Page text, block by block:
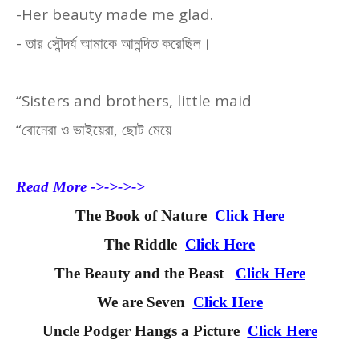
-Her beauty made me glad.
-তার সৌন্দর্য আমাকে আনন্দিত করেছিল।
“Sisters and brothers, little maid
“বোনেরা ও ভাইয়েরা, ছোট মেয়ে
Read More ->->->->
The Book of Nature Click Here
The Riddle Click Here
The Beauty and the Beast
Click Here
We are Seven Click Here
Uncle Podger Hangs a Picture Click Here